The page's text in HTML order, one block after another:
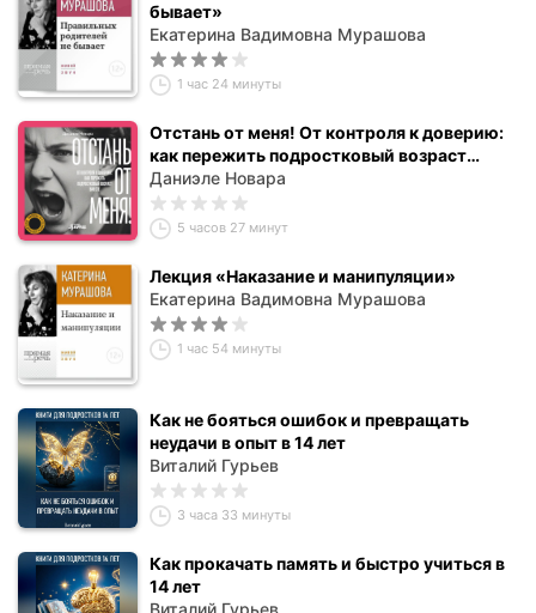
бывает»
Екатерина Вадимовна Мурашова
1 час 24 минуты
Отстань от меня! От контроля к доверию:
как пережить подростковый возраст
вместе
Даниэле Новара
5 часов 27 минут
Лекция «Наказание и манипуляции»
Екатерина Вадимовна Мурашова
1 час 54 минуты
Как не бояться ошибок и превращать
неудачи в опыт в 14 лет
Виталий Гурьев
3 часа 33 минуты
Как прокачать память и быстро учиться в
14 лет
Виталий Гурьев